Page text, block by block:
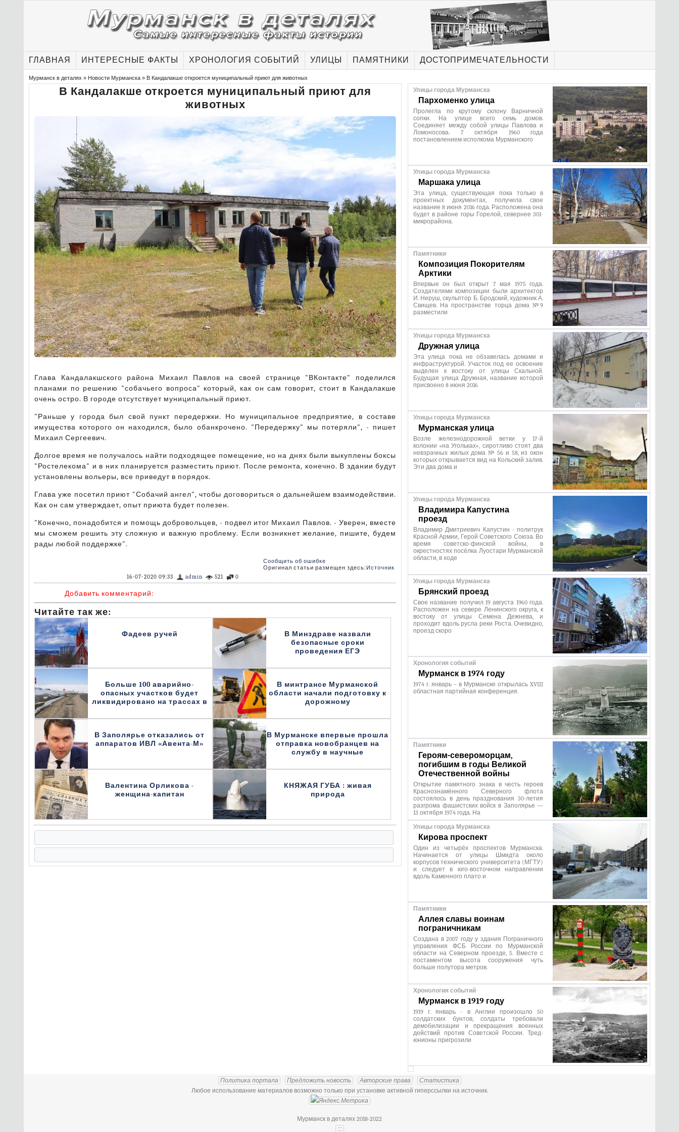
ГЛАВНАЯ ИНТЕРЕСНЫЕ ФАКТЫ ХРОНОЛОГИЯ СОБЫТИЙ УЛИЦЫ ПАМЯТНИКИ ДОСТОПРИМЕЧАТЕЛЬНОСТИ
Мурманск в деталях » Новости Мурманска » В Кандалакше откроется муниципальный приют для животных
В Кандалакше откроется муниципальный приют для
животных
Глава Кандалакшского района Михаил Павлов на своей странице "ВКонтакте" поделился
планами по решению "собачьего вопроса" который, как он сам говорит, стоит в Кандалакше
очень остро. В городе отсутствует муниципальный приют.
"Раньше у города был свой пункт передержки. Но муниципальное предприятие, в составе
имущества которого он находился, было обанкрочено. "Передержку" мы потеряли", - пишет
Михаил Сергеевич.
Долгое время не получалось найти подходящее помещение, но на днях были выкуплены боксы
"Ростелекома" и в них планируется разместить приют. После ремонта, конечно. В здании будут
установлены вольеры, все приведут в порядок.
Глава уже посетил приют "Собачий ангел", чтобы договориться о дальнейшем взаимодействии.
Как он сам утверждает, опыт приюта будет полезен.
"Конечно, понадобится и помощь добровольцев, - подвел итог Михаил Павлов. - Уверен, вместе
мы сможем решить эту сложную и важную проблему. Если возникнет желание, пишите, будем
рады любой поддержке".
Сообщить об ошибке
Оригинал статьи размещен здесь: Источник
0
521
admin
16-07-2020 09:33
Добавить комментарий:
Читайте так же:
Фадеев ручей
В Минздраве назвали
безопасные сроки
проведения ЕГЭ
Больше 100 аварийно-
опасных участков будет
ликвидировано на трассах в
В минтрансе Мурманской
области начали подготовку к
дорожному
В Заполярье отказались от
аппаратов ИВЛ «Авента-М»
В Мурманске впервые прошла
отправка новобранцев на
службу в научные
Валентина Орликова -
женщина-капитан
КНЯЖАЯ ГУБА : живая
природа
Улицы города Мурманска
Пархоменко улица
Пролегла по крутому склону Варничной
сопки. На улице всего семь домов.
Соединяет между собой улицы Павлова и
Ломоносова. 7 октября 1960 года
постановлением исполкома Мурманского
Улицы города Мурманска
Маршака улица
Эта улица, существующая пока только в
проектных документах, получила свое
название 8 июня 2016 года. Расположена она
будет в районе горы Горелой, севернее 301-
микрорайона.
Памятники
Композиция Покорителям
Арктики
Впервые он был открыт 7 мая 1975 года.
Создателями композиции были архитектор
И. Неруш, скульптор Б. Бродский, художник А.
Свищев. На пространстве торца дома №9
разместили
Улицы города Мурманска
Дружная улица
Эта улица пока не обзавелась домами и
инфраструктурой. Участок под ее освоение
выделен к востоку от улицы Скальной.
Будущая улица Дружная, название которой
присвоено 8 июня 2016
Улицы города Мурманска
Мурманская улица
Возле железнодорожной ветки у 17-й
колонии «на Угольках», сиротливо стоят два
невзрачных жилых дома № 56 и 58, из окон
которых открывается вид на Кольский залив.
Эти два дома и
Улицы города Мурманска
Владимира Капустина
проезд
Владимир Дмитриевич Капустин - политрук
Красной Армии, Герой Советского Союза. Во
время советско-финской войны, в
окрестностях посёлка Луостари Мурманской
области, в ходе
Улицы города Мурманска
Брянский проезд
Свое название получил 19 августа 1960 года.
Расположен на севере Ленинского округа, к
востоку от улицы Семена Дежнева, и
проходит вдоль русла реки Роста. Очевидно,
проезд скоро
Хронология событий
Мурманск в 1974 году
1974 г. январь – в Мурманске открылась XVIII
областная партийная конференция.
Памятники
Героям-североморцам,
погибшим в годы Великой
Отечественной войны
Открытие памятного знака в честь героев
Краснознамённого Северного флота
состоялось в день празднования 30-летия
разгрома фашистских войск в Заполярье —
13 октября 1974 года. На
Улицы города Мурманска
Кирова проспект
Один из четырёх проспектов Мурманска.
Начинается от улицы Шмидта около
корпусов технического университета (МГТУ)
и следует в юго-восточном направлении
вдоль Каменного плато и
Памятники
Аллея славы воинам
пограничникам
Создана в 2007 году у здания Пограничного
управления ФСБ России по Мурманской
области на Северном проезде, 5. Вместе с
постаментом высота сооружения чуть
больше полутора метров.
Хронология событий
Мурманск в 1919 году
1919 г. январь - в Англии произошло 50
солдатских бунтов, солдаты требовали
демобилизации и прекращения военных
действий против Советской России. Тред-
юнионы пригрозили
Политика портала Предложить новость Авторские права
Статистика
Любое использование материалов возможно только при установке активной гиперссылки на источник.
Мурманск в деталях 2018-2022
:::